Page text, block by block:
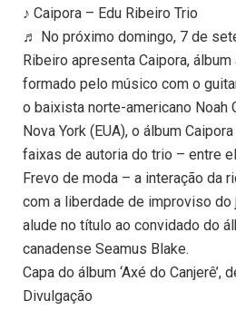
♪ Caipora – Edu Ribeiro Trio
♬ No próximo domingo, 7 de
Ribeiro apresenta Caipora,
formado pelo músico com o
o baixista norte-americano Noah
Nova York (EUA), o álbum
faixas de autoria do trio – entre
Frevo de moda – a interação da
com a liberdade de improviso do
alude no título ao convidado do
canadense Seamus Blake.
Capa do álbum ‘Axé do Canjerê’,
Divulgação